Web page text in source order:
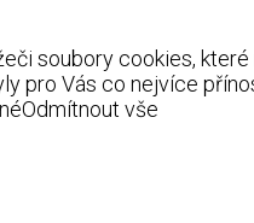
soubory cookies,
pro Vás co nejvíce
Odmítnout vše